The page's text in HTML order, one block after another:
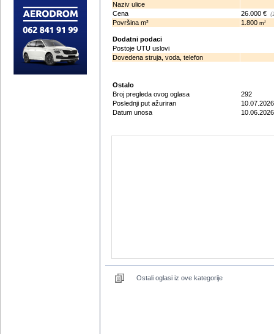
Naziv ulice
Cena
26.000 €
Površina m² 1.800 m2
Dodatni podaci
Postoje UTU uslovi
Dovedena struja, voda, telefon
Ostalo
Broj pregleda ovog oglasa
292
Poslednji put ažuriran
Datum unosa
Ostali oglasi iz ove kategorije